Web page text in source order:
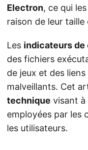
Electron, ce qui
raison de leur taille
Les indicateurs de
des fichiers
de jeux et des
malveillants. Cet
technique visant à
employées par les
les utilisateurs.